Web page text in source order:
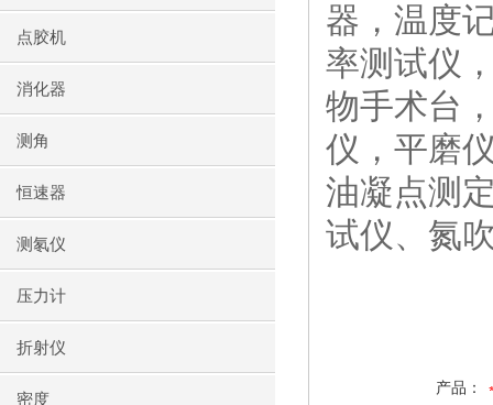
点胶机
消化器
测角
恒速器
测氡仪
压力计
折射仪
密度
器，温度
率测试仪
物手术台
仪，平磨
油凝点测
试仪、氮
产品：